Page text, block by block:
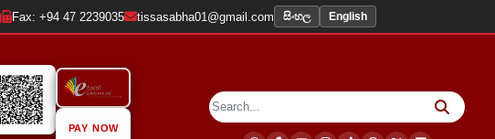
Fax: +94 47 2239035 tissasabha01@gmail.com සිංහල English
PAY NOW